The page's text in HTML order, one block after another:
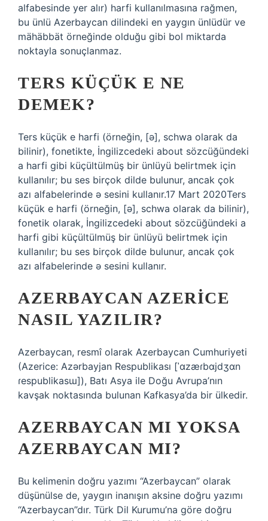
alfabesinde yer alır) harfi kullanılmasına rağmen,
bu ünlü Azerbaycan dilindeki en yaygın ünlüdür ve
mähäbbät örneğinde olduğu gibi bol miktarda
noktayla sonuçlanmaz.
TERS KÜÇÜK E NE
DEMEK?
Ters küçük e harfi (örneğin, [ə], schwa olarak da
bilinir), fonetikte, İngilizcedeki about sözcüğündeki
a harfi gibi küçültülmüş bir ünlüyü belirtmek için
kullanılır; bu ses birçok dilde bulunur, ancak çok
azı alfabelerinde ə sesini kullanır.17 Mart 2020Ters
küçük e harfi (örneğin, [ə], schwa olarak da bilinir),
fonetik olarak, İngilizcedeki about sözcüğündeki a
harfi gibi küçültülmüş bir ünlüyü belirtmek için
kullanılır; bu ses birçok dilde bulunur, ancak çok
azı alfabelerinde ə sesini kullanır.
AZERBAYCAN AZERICE
NASIL YAZILIR?
Azerbaycan, resmî olarak Azerbaycan Cumhuriyeti
(Azerice: Azərbayjan Respublikası [ˈɑzæɾbɑjdʒɑn
ɾespublikasɯ]), Batı Asya ile Doğu Avrupa’nın
kavşak noktasında bulunan Kafkasya’da bir ülkedir.
AZERBAYCAN MI YOKSA
AZERBAYCAN MI?
Bu kelimenin doğru yazımı “Azerbaycan” olarak
düşünülse de, yaygın inanışın aksine doğru yazımı
“Azerbaycan”dır. Türk Dil Kurumu’na göre doğru